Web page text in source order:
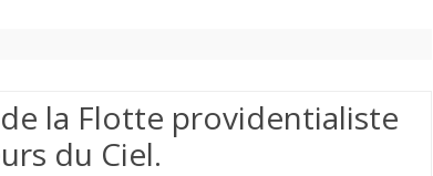
la Flotte providentialiste
du Ciel.